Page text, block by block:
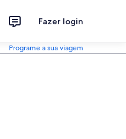
Fazer login
Programe a sua viagem